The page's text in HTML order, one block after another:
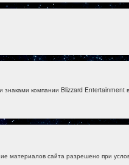
компании Blizzard Entertainment
материалов сайта разрешено при